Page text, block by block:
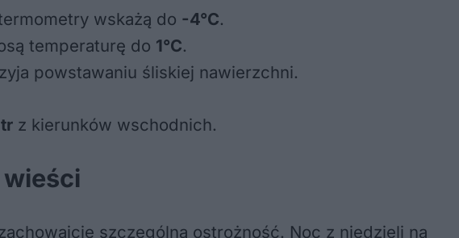
wskażą do -4°C.
temperaturę do 1°C.
powstawaniu śliskiej nawierzchni.
z kierunków wschodnich.
wieści
szczególną ostrożność. Noc z niedzieli na